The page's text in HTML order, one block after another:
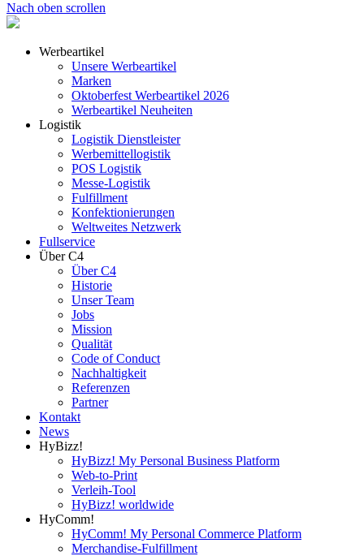
Nach oben scrollen
Werbeartikel
Unsere Werbeartikel
Marken
Oktoberfest Werbeartikel 2026
Werbeartikel Neuheiten
Logistik
Logistik Dienstleister
Werbemittellogistik
POS Logistik
Messe-Logistik
Fulfillment
Konfektionierungen
Weltweites Netzwerk
Fullservice
Über C4
Über C4
Historie
Unser Team
Jobs
Mission
Qualität
Code of Conduct
Nachhaltigkeit
Referenzen
Partner
Kontakt
News
HyBizz!
HyBizz! My Personal Business Platform
Web-to-Print
Verleih-Tool
HyBizz! worldwide
HyComm!
HyComm! My Personal Commerce Platform
Merchandise-Fulfillment